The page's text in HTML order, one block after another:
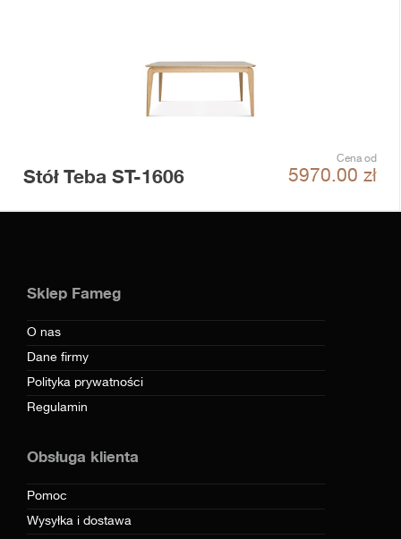
Stół Teba ST-1606
Cena od
5970.00 zł
Sklep Fameg
O nas
Dane firmy
Polityka prywatności
Regulamin
Obsługa klienta
Pomoc
Wysyłka i dostawa